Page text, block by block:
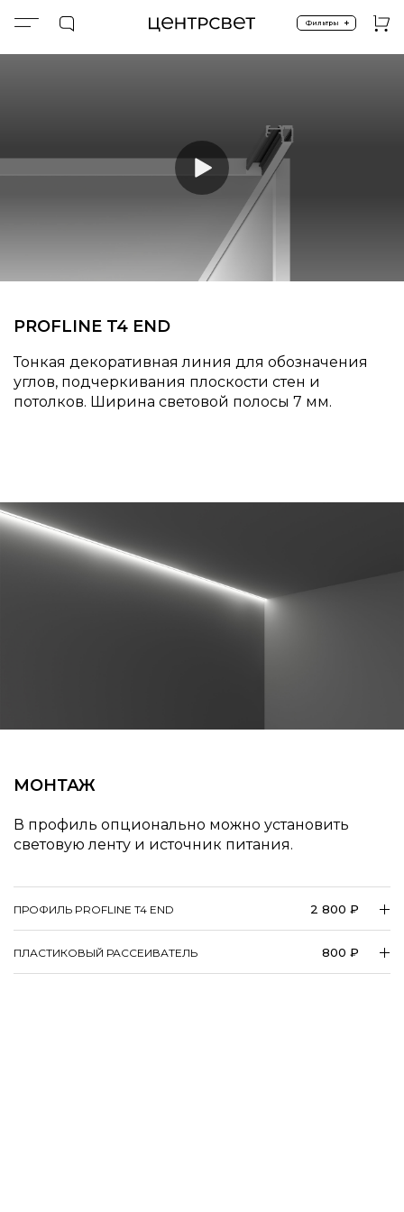
Фильтры +
PROFLINE T4 END
Тонкая декоративная линия для обозначения
углов, подчеркивания плоскости стен и
потолков. Ширина световой полосы 7 мм.
МОНТАЖ
В профиль опционально можно установить
световую ленту и источник питания.
ПРОФИЛЬ PROFLINE T4 END 2 800 ₽
ПЛАСТИКОВЫЙ РАССЕИВАТЕЛЬ 800 ₽